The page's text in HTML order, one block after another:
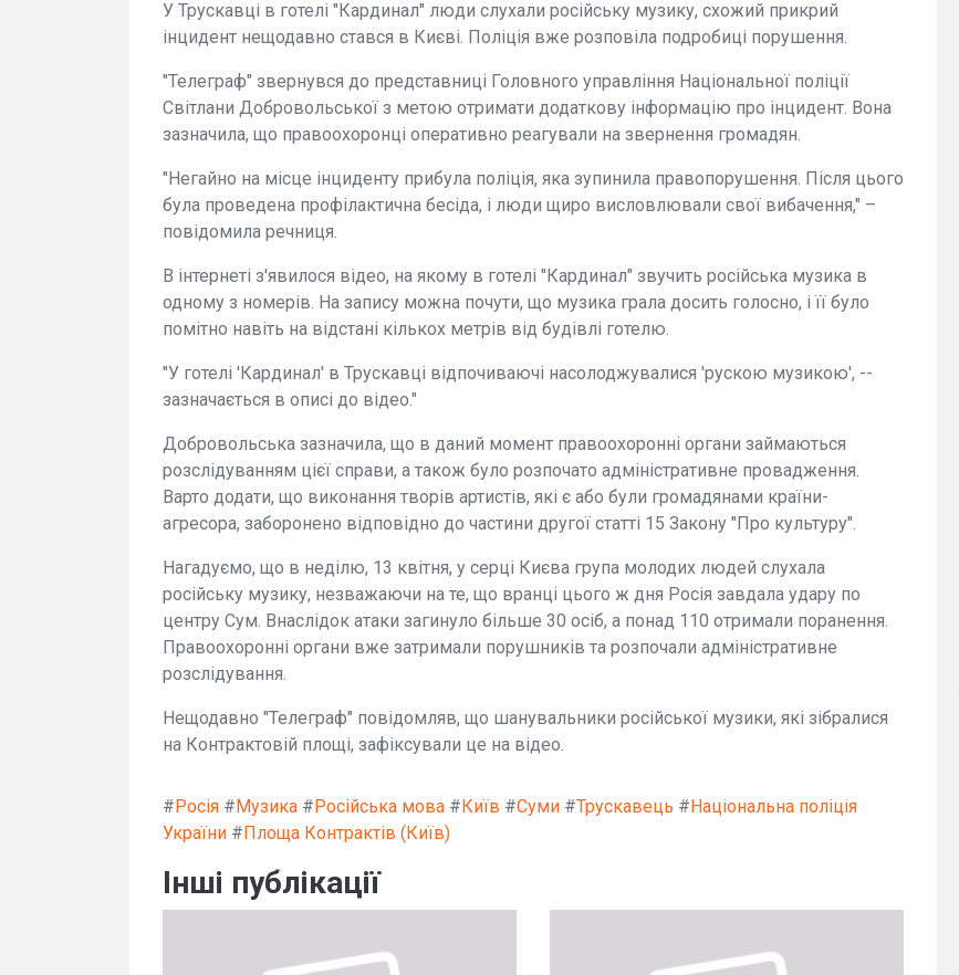
У Трускавці в готелі "Кардинал" люди слухали російську музику, схожий прикрий
інцидент нещодавно стався в Києві. Поліція вже розповіла подробиці порушення.
"Телеграф" звернувся до представниці Головного управління Національної поліції
Світлани Добровольської з метою отримати додаткову інформацію про інцидент. Вона
зазначила, що правоохоронці оперативно реагували на звернення громадян.
"Негайно на місце інциденту прибула поліція, яка зупинила правопорушення. Після цього
була проведена профілактична бесіда, і люди щиро висловлювали свої вибачення," –
повідомила речниця.
В інтернеті з'явилося відео, на якому в готелі "Кардинал" звучить російська музика в
одному з номерів. На запису можна почути, що музика грала досить голосно, і її було
помітно навіть на відстані кількох метрів від будівлі готелю.
"У готелі 'Кардинал' в Трускавці відпочиваючі насолоджувалися 'рускою музикою', --
зазначається в описі до відео."
Добровольська зазначила, що в даний момент правоохоронні органи займаються
розслідуванням цієї справи, а також було розпочато адміністративне провадження.
Варто додати, що виконання творів артистів, які є або були громадянами країни-
агресора, заборонено відповідно до частини другої статті 15 Закону "Про культуру".
Нагадуємо, що в неділю, 13 квітня, у серці Києва група молодих людей слухала
російську музику, незважаючи на те, що вранці цього ж дня Росія завдала удару по
центру Сум. Внаслідок атаки загинуло більше 30 осіб, а понад 110 отримали поранення.
Правоохоронні органи вже затримали порушників та розпочали адміністративне
розслідування.
Нещодавно "Телеграф" повідомляв, що шанувальники російської музики, які зібралися
на Контрактовій площі, зафіксували це на відео.
#Росія #Музика #Російська мова #Київ #Суми #Трускавець #Національна поліція
України #Площа Контрактів (Київ)
Інші публікації